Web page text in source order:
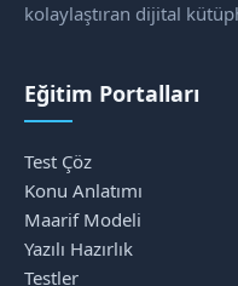
kolaylaştıran dijital
Eğitim Portalları
Test Çöz
Konu Anlatımı
Maarif Modeli
Yazılı Hazırlık
Testler